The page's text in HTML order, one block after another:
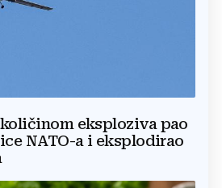
eksploziva pao
NATO-a i eksplodirao